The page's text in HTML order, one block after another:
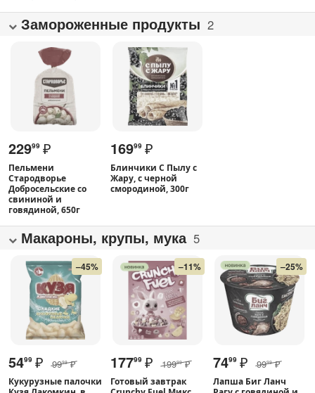
Замороженные продукты 2
22999 ₽
Пельмени
Стародворье
Добросельские со
свининой и
говядиной, 650г
16999 ₽
Блинчики С Пылу с
Жару, с черной
смородиной, 300г
Макароны, крупы, мука 5
–45%
5499 ₽ 9999 ₽
Кукурузные палочки
–11%
17799 ₽ 19999 ₽
Готовый завтрак
–25%
7499 ₽ 9999 ₽
Лапша Биг Ланч